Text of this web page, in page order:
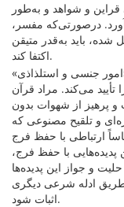
و شواهد و به‌طور
درصورتی‌که مفسر،
شده، باید به‌قدر متیقن
اکتفا کند.
جنسی و استلذاذی»
می‌کند. مراد قرآن
پرهیز از شهوات بدون
و تلقیح مصنوعی که
ارتباطی با حفظ فرج
با حفظ فرج،
و جواز این پدیده‌ها
ادله شرعی دیگری
اثبات شود.